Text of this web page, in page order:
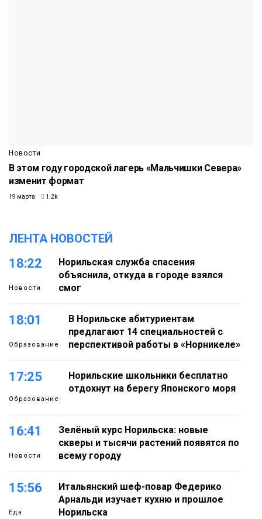
Новости
В этом году городской лагерь «Мальчишки Севера»
изменит формат
19 марта 1.2k
ЛЕНТА НОВОСТЕЙ
18:22
Новости
Норильская служба спасения
объяснила, откуда в городе взялся
смог
18:01
Образование
В Норильске абитуриентам
предлагают 14 специальностей с
перспективой работы в «Норникеле»
17:25
Образование
Норильские школьники бесплатно
отдохнут на берегу Японского моря
16:41
Новости
Зелёный курс Норильска: новые
скверы и тысячи растений появятся по
всему городу
15:56
Еда
Итальянский шеф-повар Федерико
Арнальди изучает кухню и прошлое
Норильска